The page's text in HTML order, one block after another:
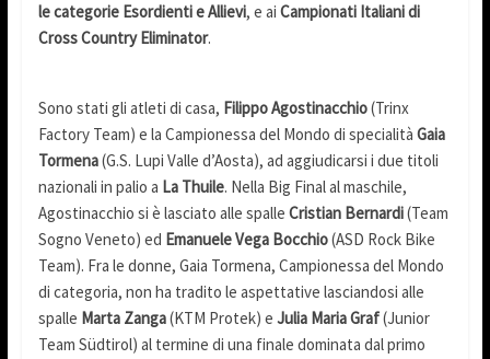
le categorie Esordienti e Allievi, e ai Campionati Italiani di
Cross Country Eliminator.
Sono stati gli atleti di casa, Filippo Agostinacchio(Trinx
Factory Team) e la Campionessa del Mondo di specialità Gaia
Tormena(G.S. Lupi Valle d’Aosta), ad aggiudicarsi i due titoli
nazionali in palio a La Thuile. Nella Big Final al maschile,
Agostinacchio si è lasciato alle spalle Cristian Bernardi(Team
Sogno Veneto) ed Emanuele Vega Bocchio(ASD Rock Bike
Team). Fra le donne, Gaia Tormena, Campionessa del Mondo
di categoria, non ha tradito le aspettative lasciandosi alle
spalle Marta Zanga(KTM Protek) e Julia Maria Graf(Junior
Team Südtirol) al termine di una finale dominata dal primo